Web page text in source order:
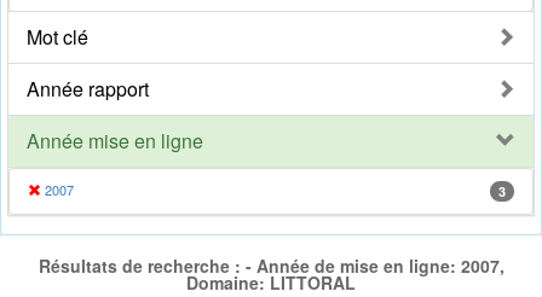
Mot clé
Année rapport
Année mise en ligne
2007 3
Résultats de recherche : - Année de mise en ligne: 2007,
Domaine: LITTORAL